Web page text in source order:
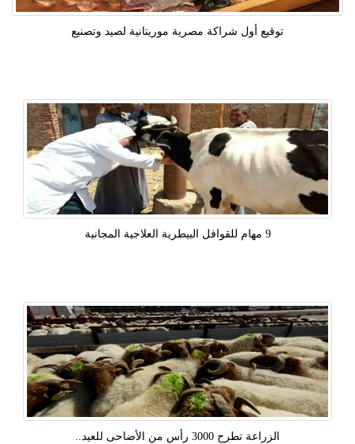
توقيع أول شراكة مصرية موريتانية لصيد وتصنيع
9 مهام للقوافل البيطرية العلاجية المجانية
الزراعة تطرح 3000 رأس من الأضاحى للعيد..